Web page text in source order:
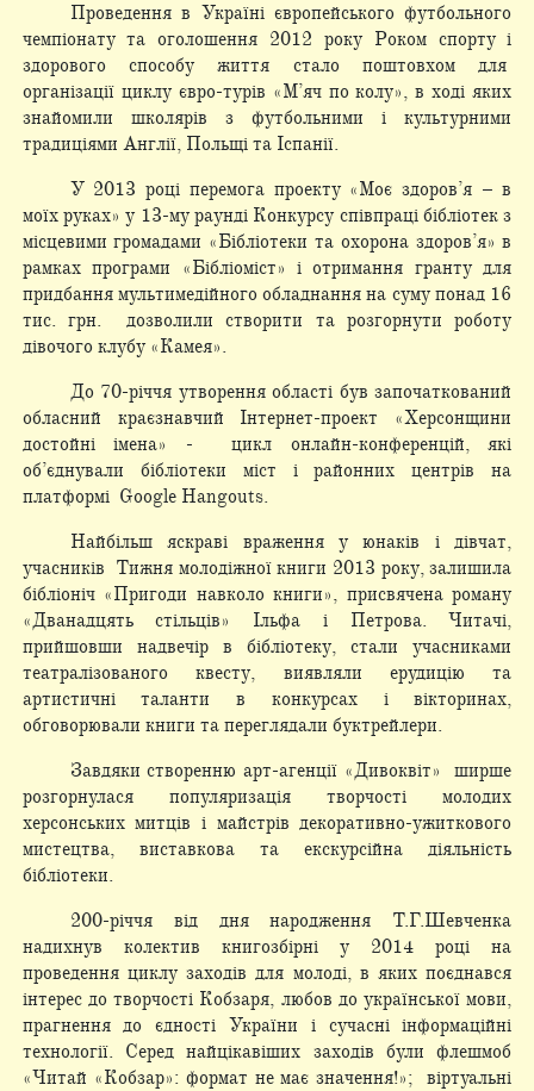
Проведення в Україні європейського футбольного
чемпіонату та оголошення 2012 року Роком спорту і
здорового способу життя стало поштовхом для
організації циклу євро-турів «М’яч по колу», в ході яких
знайомили школярів з футбольними і культурними
традиціями Англії, Польщі та Іспанії.
У 2013 році перемога проекту «Моє здоров’я – в
моїх руках» у 13-му раунді Конкурсу співпраці бібліотек з
місцевими громадами «Бібліотеки та охорона здоров’я» в
рамках програми «Бібліоміст» і отримання гранту для
придбання мультимедійного обладнання на суму понад 16
тис. грн. дозволили створити та розгорнути роботу
дівочого клубу «Камея».
До 70-річчя утворення області був започаткований
обласний краєзнавчий Інтернет-проект «Херсонщини
достойні імена» - цикл онлайн-конференцій, які
об’єднували бібліотеки міст і районних центрів на
платформі Google Hangouts.
Найбільш яскраві враження у юнаків і дівчат,
учасників Тижня молодіжної книги 2013 року, залишила
бібліоніч «Пригоди навколо книги», присвячена роману
«Дванадцять стільців» Ільфа і Петрова. Читачі,
прийшовши надвечір в бібліотеку, стали учасниками
театралізованого квесту, виявляли ерудицію та
артистичні таланти в конкурсах і вікторинах,
обговорювали книги та переглядали буктрейлери.
Завдяки створенню арт-агенції «Дивоквіт» ширше
розгорнулася популяризація творчості молодих
херсонських митців і майстрів декоративно-ужиткового
мистецтва, виставкова та екскурсійна діяльність
бібліотеки.
200-річчя від дня народження Т.Г.Шевченка
надихнув колектив книгозбірні у 2014 році на
проведення циклу заходів для молоді, в яких поєднався
інтерес до творчості Кобзаря, любов до української мови,
прагнення до єдності України і сучасні інформаційні
технології. Серед найцікавіших заходів були флешмоб
«Читай «Кобзар»: формат не має значення!»; віртуальні